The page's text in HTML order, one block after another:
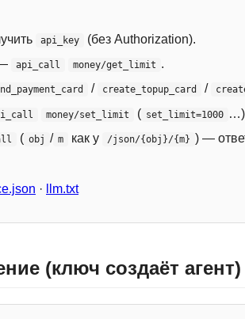
api_key (без Authorization).
api_call money/get_limit .
/ create_topup_card /
money/set_limit ( set_limit=1000 …)
( obj / m как у /json/{obj}/{m} ) —
· llm.txt
(ключ создаёт агент)